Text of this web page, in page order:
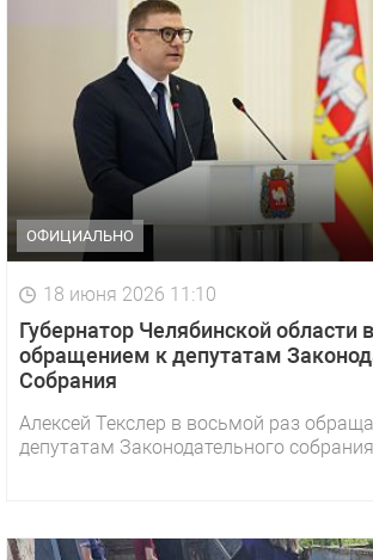
ОФИЦИАЛЬНО
18 июня 2026 11:10
Губернатор Челябинской области
обращением к депутатам
Собрания
Алексей Текслер в восьмой раз
депутатам Законодательного